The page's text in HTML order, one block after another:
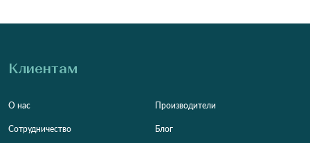
Клиентам
О нас
Сотрудничество
Производители
Блог